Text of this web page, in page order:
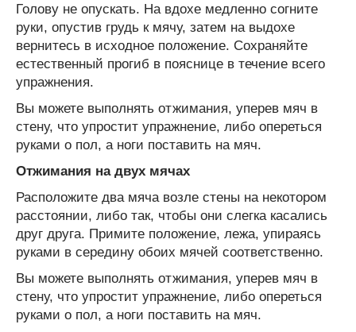
Голову не опускать. На вдохе медленно согните
руки, опустив грудь к мячу, затем на выдохе
вернитесь в исходное положение. Сохраняйте
естественный прогиб в пояснице в течение всего
упражнения.
Вы можете выполнять отжимания, уперев мяч в
стену, что упростит упражнение, либо опереться
руками о пол, а ноги поставить на мяч.
Отжимания на двух мячах
Расположите два мяча возле стены на некотором
расстоянии, либо так, чтобы они слегка касались
друг друга. Примите положение, лежа, упираясь
руками в середину обоих мячей соответственно.
Вы можете выполнять отжимания, уперев мяч в
стену, что упростит упражнение, либо опереться
руками о пол, а ноги поставить на мяч.